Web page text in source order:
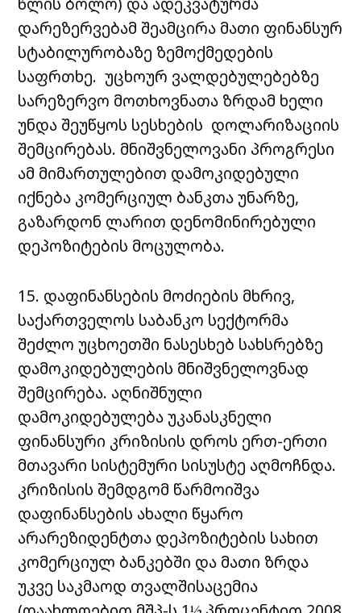
დარეზერვებამ შეამცირა მათი ფინანსურ
სტაბილურობაზე ზემოქმედების
საფრთხე. უცხოურ ვალდებულებებზე
სარეზერვო მოთხოვნათა ზრდამ ხელი
უნდა შეუწყოს სესხების დოლარიზაციის
შემცირებას. მნიშვნელოვანი პროგრესი
ამ მიმართულებით დამოკიდებული
იქნება კომერციულ ბანკთა უნარზე,
გაზარდონ ლარით დენომინირებული
დეპოზიტების მოცულობა.
15. დაფინანსების მოძიების მხრივ,
საქართველოს საბანკო სექტორმა
შეძლო უცხოეთში ნასესხებ სახსრებზე
დამოკიდებულების მნიშვნელოვნად
შემცირება. აღნიშნული
დამოკიდებულება უკანასკნელი
ფინანსური კრიზისის დროს ერთ-ერთი
მთავარი სისტემური სისუსტე აღმოჩნდა.
კრიზისის შემდგომ წარმოიშვა
დაფინანსების ახალი წყარო
არარეზიდენტთა დეპოზიტების სახით
კომერციულ ბანკებში და მათი ზრდა
უკვე საკმაოდ თვალშისაცემია